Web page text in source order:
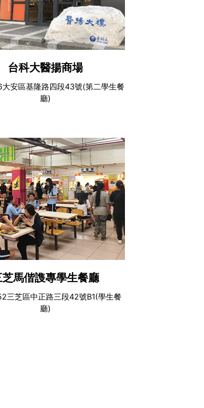
台科大醫揚商場
大安區基隆路四段43號(第二學生餐
廳)
芝馬偕謢專學生餐廳
三芝區中正路三段42號B1(學生餐
廳)